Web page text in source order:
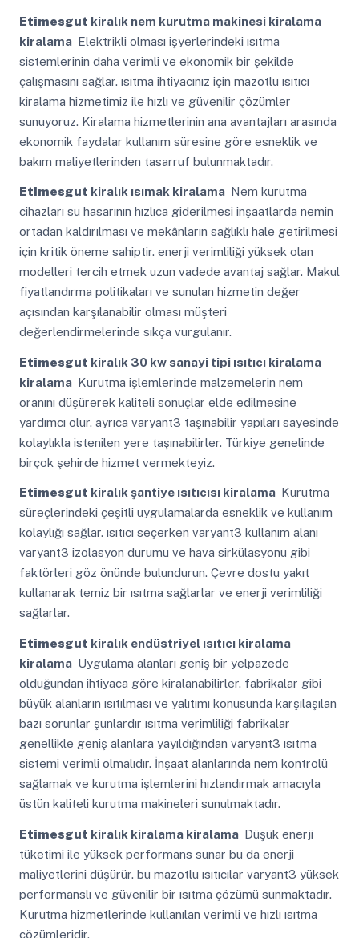
Etimesgut kiralık nem kurutma makinesi kiralama
kiralama Elektrikli olması işyerlerindeki ısıtma
sistemlerinin daha verimli ve ekonomik bir şekilde
çalışmasını sağlar. ısıtma ihtiyacınız için mazotlu ısıtıcı
kiralama hizmetimiz ile hızlı ve güvenilir çözümler
sunuyoruz. Kiralama hizmetlerinin ana avantajları arasında
ekonomik faydalar kullanım süresine göre esneklik ve
bakım maliyetlerinden tasarruf bulunmaktadır.
Etimesgut kiralık ısımak kiralama Nem kurutma
cihazları su hasarının hızlıca giderilmesi inşaatlarda nemin
ortadan kaldırılması ve mekânların sağlıklı hale getirilmesi
için kritik öneme sahiptir. enerji verimliliği yüksek olan
modelleri tercih etmek uzun vadede avantaj sağlar. Makul
fiyatlandırma politikaları ve sunulan hizmetin değer
açısından karşılanabilir olması müşteri
değerlendirmelerinde sıkça vurgulanır.
Etimesgut kiralık 30 kw sanayi tipi ısıtıcı kiralama
kiralama Kurutma işlemlerinde malzemelerin nem
oranını düşürerek kaliteli sonuçlar elde edilmesine
yardımcı olur. ayrıca varyant3 taşınabilir yapıları sayesinde
kolaylıkla istenilen yere taşınabilirler. Türkiye genelinde
birçok şehirde hizmet vermekteyiz.
Etimesgut kiralık şantiye ısıtıcısı kiralama Kurutma
süreçlerindeki çeşitli uygulamalarda esneklik ve kullanım
kolaylığı sağlar. ısıtıcı seçerken varyant3 kullanım alanı
varyant3 izolasyon durumu ve hava sirkülasyonu gibi
faktörleri göz önünde bulundurun. Çevre dostu yakıt
kullanarak temiz bir ısıtma sağlarlar ve enerji verimliliği
sağlarlar.
Etimesgut kiralık endüstriyel ısıtıcı kiralama
kiralama Uygulama alanları geniş bir yelpazede
olduğundan ihtiyaca göre kiralanabilirler. fabrikalar gibi
büyük alanların ısıtılması ve yalıtımı konusunda karşılaşılan
bazı sorunlar şunlardır ısıtma verimliliği fabrikalar
genellikle geniş alanlara yayıldığından varyant3 ısıtma
sistemi verimli olmalıdır. İnşaat alanlarında nem kontrolü
sağlamak ve kurutma işlemlerini hızlandırmak amacıyla
üstün kaliteli kurutma makineleri sunulmaktadır.
Etimesgut kiralık kiralama kiralama Düşük enerji
tüketimi ile yüksek performans sunar bu da enerji
maliyetlerini düşürür. bu mazotlu ısıtıcılar varyant3 yüksek
performanslı ve güvenilir bir ısıtma çözümü sunmaktadır.
Kurutma hizmetlerinde kullanılan verimli ve hızlı ısıtma
çözümleridir.